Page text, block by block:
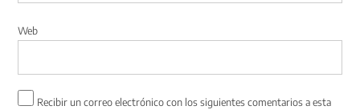
Web
Recibir un correo electrónico con los siguientes comentarios a esta